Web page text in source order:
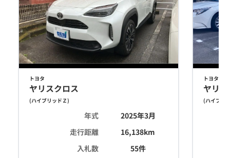
トヨタ
ヤリスクロス
(ハイブリッドＺ)
年式
2025年3月
走行距離
16,138km
入札数
55件
トヨタ
ヤリ
(ハイブリ